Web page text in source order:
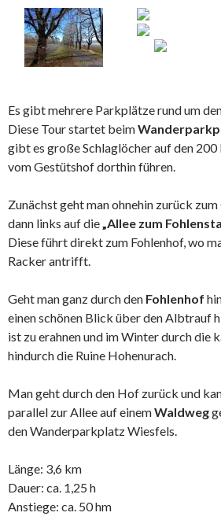
Es gibt mehrere Parkplätze rund um
Diese Tour startet beim
gibt es große Schlaglöcher auf den
vom Gestütshof dorthin führen.
Zunächst geht man ohnehin zurück
dann links auf die„Allee zum
Diese führt direkt zum Fohlenhof, wo
Racker antrifft.
Geht man ganz durch den Fohlenhof
einen schönen Blick über den Albtrauf
ist zu erahnen und im Winter durch die
hindurch die Ruine Hohenurach.
Man geht durch den Hof zurück und
parallel zur Allee auf einemWaldweg
den Wanderparkplatz Wiesfels.
Länge: 3,6 km
Dauer: ca. 1,25 h
Anstiege: ca. 50 hm